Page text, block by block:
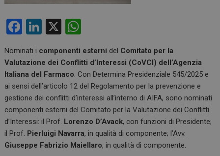
F
ce
b
o
o
k
Li
ke
dI
n
X
at
s
A
p
p
Nominati i componenti esterni del Comitato per la
Valutazione dei Conflitti d’Interessi (CoVCI) dell’Agenzia
Italiana del Farmaco. Con Determina Presidenziale 545/2025 e
ai sensi dell’articolo 12 del Regolamento per la prevenzione e
gestione dei conflitti d’interessi all’interno di AIFA, sono nominati
componenti esterni del Comitato per la Valutazione dei Conflitti
d’Interessi: il Prof. Lorenzo D’Avack, con funzioni di Presidente;
il Prof. Pierluigi Navarra, in qualità di componente; l’Avv.
Giuseppe Fabrizio Maiellaro, in qualità di componente.